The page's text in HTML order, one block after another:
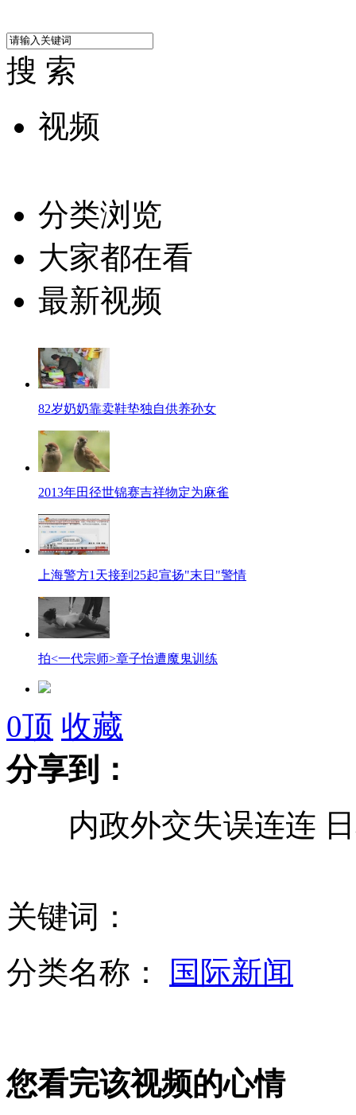
搜 索
视频
分类浏览
大家都在看
最新视频
82岁奶奶靠卖鞋垫独自供养孙女
2013年田径世锦赛吉祥物定为麻雀
上海警方1天接到25起宣扬"末日"警情
拍<一代宗师>章子怡遭魔鬼训练
怀孕鲸鲨被困海底 潜水高手出手相救
怀疑丈夫攒私房钱 妻子怒剁手指
男童割颈案激民愤 废除死刑遭反对
珠宝店洗钱千亿 流浪汉沦人头账户
0顶 收藏
分享到：
内政外交失误连连 日
关键词：
分类名称：
国际新闻
您看完该视频的心情